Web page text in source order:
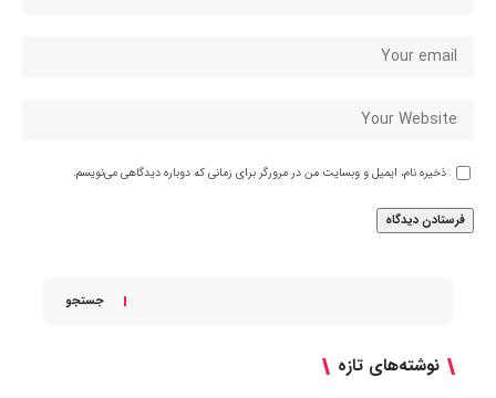
ذخیره نام، ایمیل و وبسایت من در مرورگر برای زمانی که دوباره دیدگاهی می‌نویسم.
جستجو
نوشته‌های تازه